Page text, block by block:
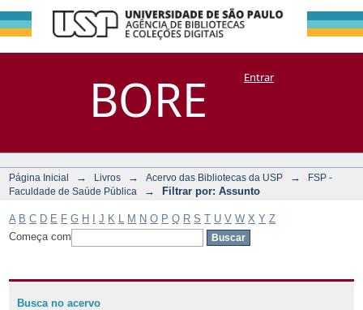
BORE
Filtrar por:
Assunto
DSpace/Manakin + CoriscoEntrar
Página Inicial → Livros → Acervo das Bibliotecas da USP →
FSP -
Faculdade de Saúde Pública
→ Filtrar por: Assunto
A B C D E F G H J K M N O P Q R S T U V W X Y Z
Começa com
Busca no acervo